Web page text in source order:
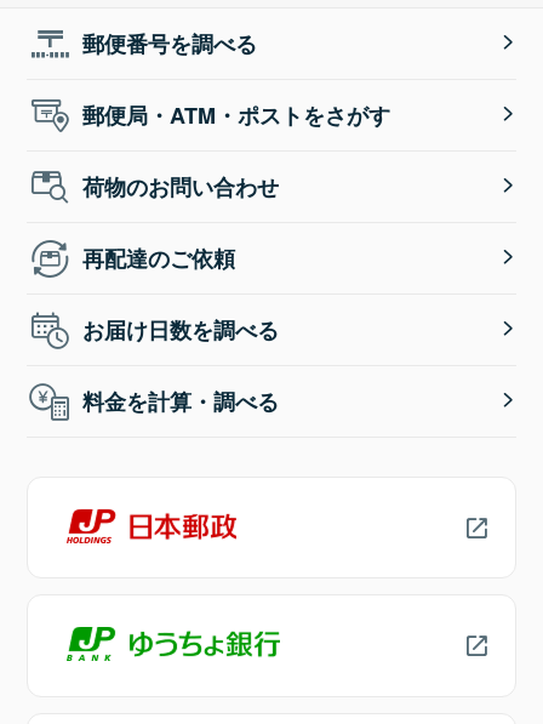
郵便番号を調べる
郵便局・ATM・ポストをさがす
荷物のお問い合わせ
再配達のご依頼
お届け日数を調べる
料金を計算・調べる